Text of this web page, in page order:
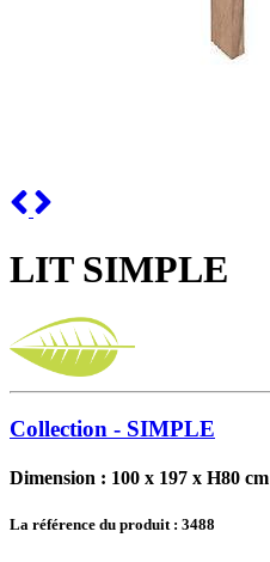
Previous
LIT SIMPLE
Collection - SIMPLE
Dimension : 100 x 197 x H80 cm
La référence du produit : 3488